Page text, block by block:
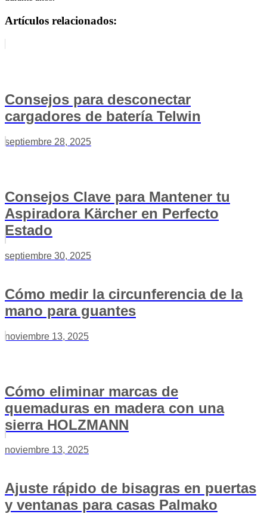
Artículos relacionados:
Consejos para desconectar
cargadores de batería Telwin
septiembre 28, 2025
Consejos Clave para Mantener tu
Aspiradora Kärcher en Perfecto
Estado
septiembre 30, 2025
Cómo medir la circunferencia de la
mano para guantes
noviembre 13, 2025
Cómo eliminar marcas de
quemaduras en madera con una
sierra HOLZMANN
noviembre 13, 2025
Ajuste rápido de bisagras en puertas
y ventanas para casas Palmako